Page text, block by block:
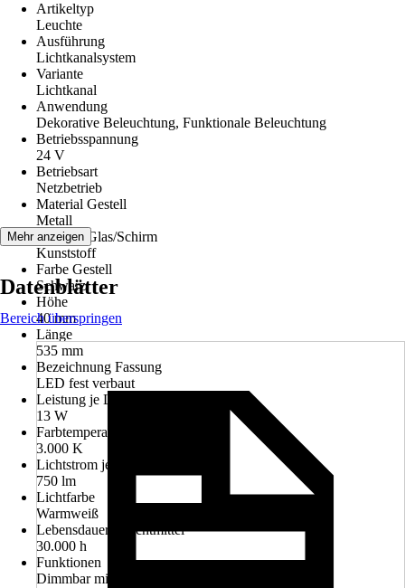
Artikeltyp
Leuchte
Ausführung
Lichtkanalsystem
Variante
Lichtkanal
Anwendung
Dekorative Beleuchtung, Funktionale Beleuchtung
Betriebsspannung
24 V
Betriebsart
Netzbetrieb
Material Gestell
Metall
Material Glas/Schirm
Kunststoff
Farbe Gestell
Schwarz
Höhe
40 mm
Länge
535 mm
Bezeichnung Fassung
LED fest verbaut
Leistung je Leuchtmittel
13 W
Farbtemperatur
3.000 K
Lichtstrom je Leuchtmittel
750 lm
Lichtfarbe
Warmweiß
Lebensdauer Leuchtmittel
30.000 h
Funktionen
Dimmbar mit Fernbedienung
Mehr anzeigen
Datenblätter
Bereich überspringen